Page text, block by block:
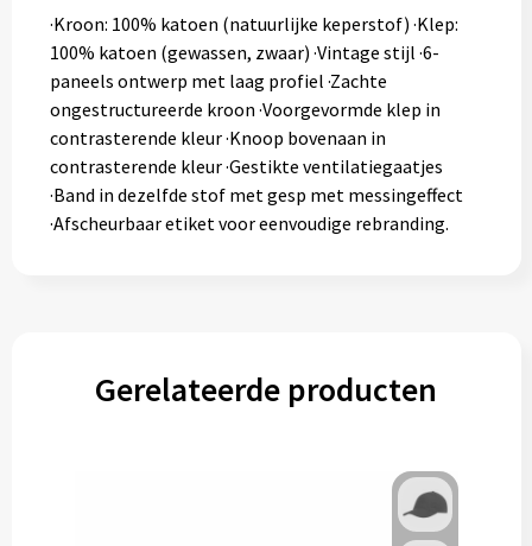
·Kroon: 100% katoen (natuurlijke keperstof) ·Klep:
100% katoen (gewassen, zwaar) ·Vintage stijl ·6-
paneels ontwerp met laag profiel ·Zachte
ongestructureerde kroon ·Voorgevormde klep in
contrasterende kleur ·Knoop bovenaan in
contrasterende kleur ·Gestikte ventilatiegaatjes
·Band in dezelfde stof met gesp met messingeffect
·Afscheurbaar etiket voor eenvoudige rebranding.
Gerelateerde producten